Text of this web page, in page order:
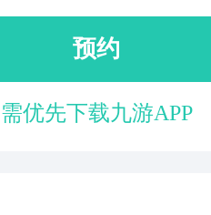
预约
需优先下载九游APP